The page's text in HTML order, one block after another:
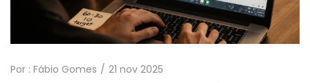
Por : Fábio Gomes 21 nov 2025